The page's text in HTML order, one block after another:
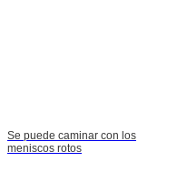
Se puede caminar con los
meniscos rotos